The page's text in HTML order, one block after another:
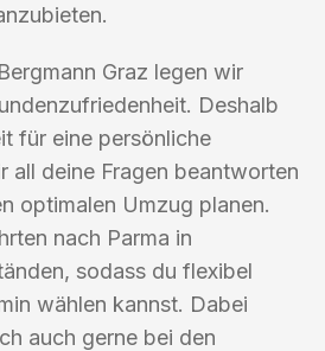
Graz legen wir
Deshalb
für eine persönliche
all deine Fragen beantworten
optimalen Umzug planen.
nach Parma in
sodass du flexibel
wählen kannst. Dabei
auch gerne bei den